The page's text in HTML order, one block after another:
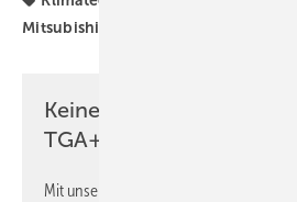
Mitsubishi Electric
Keine Zeit? Kein Problem
TGA+E Newsletter!
Mit unserem Newsletter erhalten Sie